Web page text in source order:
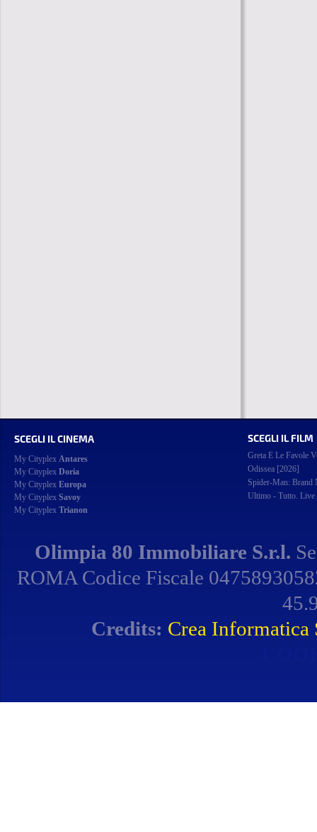
SCEGLI IL CINEMA
My Cityplex Antares
My Cityplex Doria
My Cityplex Europa
My Cityplex Savoy
My Cityplex Trianon
SCEGLI IL FILM
Greta E Le Favole
Odissea [2026]
Spider-Man: Brand
Ultimo - Tutto. Live
Olimpia 80 Immobiliare S.r.l.
ROMA Codice Fiscale
Credits: Crea Informatica